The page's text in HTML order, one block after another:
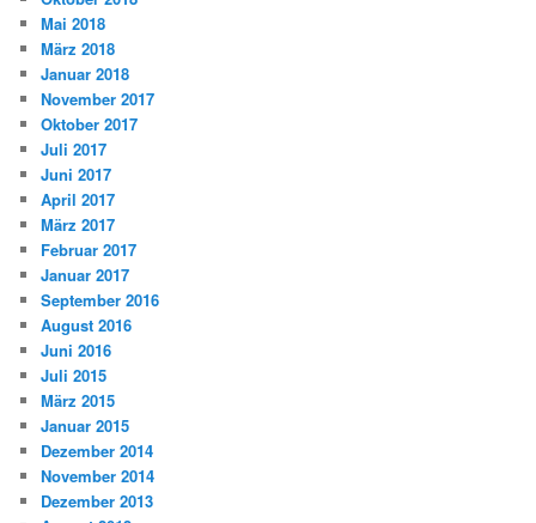
Mai 2018
März 2018
Januar 2018
November 2017
Oktober 2017
Juli 2017
Juni 2017
April 2017
März 2017
Februar 2017
Januar 2017
September 2016
August 2016
Juni 2016
Juli 2015
März 2015
Januar 2015
Dezember 2014
November 2014
Dezember 2013